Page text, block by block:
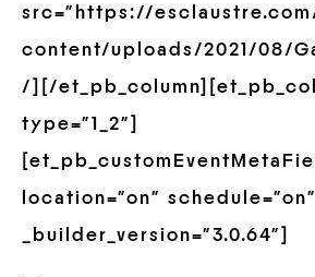
src=”https://
content/uploads/2021/08/
/][/
type=”1_2″]
location=”on”
_builder_version=”3.0.64″]